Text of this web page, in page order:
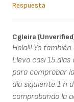
Respuesta
Cgleira
Hola!!! Yo
Llevo casi 15
para comprobar
día siguiente 1 h
comprobando la